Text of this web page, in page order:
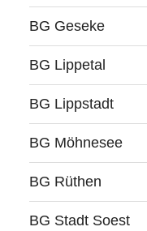
BG Geseke
BG Lippetal
BG Lippstadt
BG Möhnesee
BG Rüthen
BG Stadt Soest